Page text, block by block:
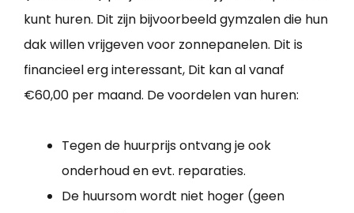
kunt huren. Dit zijn bijvoorbeeld gymzalen die hun
dak willen vrijgeven voor zonnepanelen. Dit is
financieel erg interessant, Dit kan al vanaf
€60,00 per maand. De voordelen van huren:
Tegen de huurprijs ontvang je ook
onderhoud en evt. reparaties.
De huursom wordt niet hoger (geen